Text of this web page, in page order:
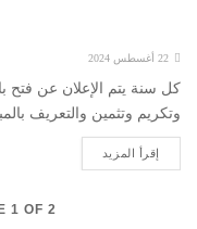
كل سنة يتم الإعلان عن فتح
وتكريم وتثمين والتعريف
إقرأ المزيد
1 OF 2